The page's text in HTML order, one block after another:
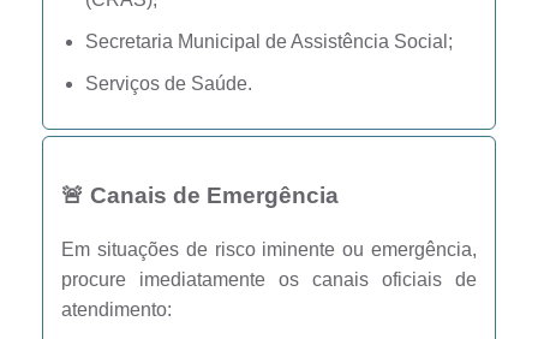
Secretaria Municipal de Assistência Social;
Serviços de Saúde.
🚨 Canais de Emergência
Em situações de risco iminente ou emergência,
procure imediatamente os canais oficiais de
atendimento: